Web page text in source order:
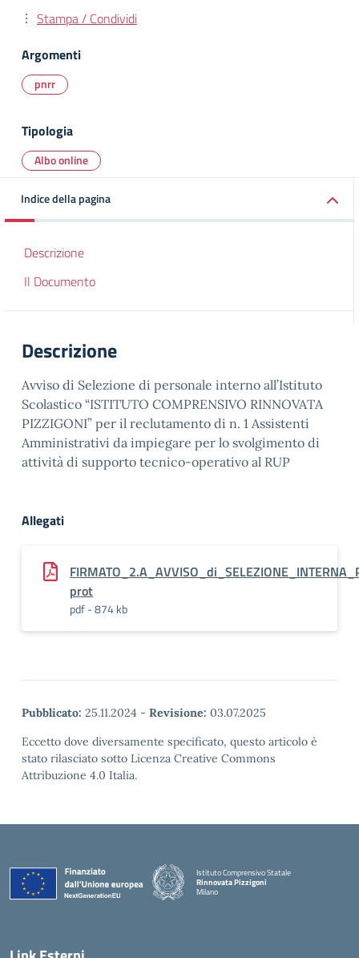
Stampa / Condividi
Argomenti
pnrr
Tipologia
Albo online
Indice della pagina
Descrizione
Il Documento
Descrizione
Avviso di Selezione di personale interno all’Istituto
Scolastico “ISTITUTO COMPRENSIVO RINNOVATA
PIZZIGONI” per il reclutamento di n. 1 Assistenti
Amministrativi da impiegare per lo svolgimento di
attività di supporto tecnico-operativo al RUP
Allegati
prot
pdf - 874 kb
Pubblicato: 25.11.2024 - Revisione: 03.07.2025
Eccetto dove diversamente specificato, questo articolo è
stato rilasciato sotto Licenza Creative Commons
Attribuzione 4.0 Italia.
Istituto Comprensivo Statale
Rinnovata Pizzigoni
Milano